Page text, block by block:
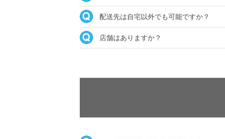
配送先は自宅以外でも可能ですか？
店舗はありますか？